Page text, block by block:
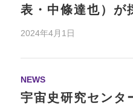
表・中條達也）が
2024年4月1日
NEWS
宇宙史研究センタ